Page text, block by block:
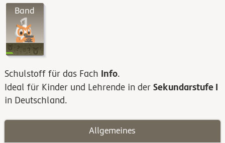
Band
1
Schulstoff für das Fach Info.
Ideal für Kinder und Lehrende in der Sekundarstufe I
in Deutschland.
Allgemeines